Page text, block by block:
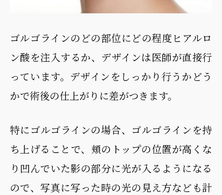
ゴルゴラインのどの部位にどの程度ヒアルロ
ン酸を注入するか、デザインは医師が直接行
っています。デザインをしっかり行うかどう
かで術後の仕上がりに差がつきます。
特にゴルゴラインの場合、ゴルゴラインを持
ち上げることで、頬のトップの位置が高くな
り凹んでいた影の部分に光が入るようになる
ので、写真に写った時の光の見え方なども計